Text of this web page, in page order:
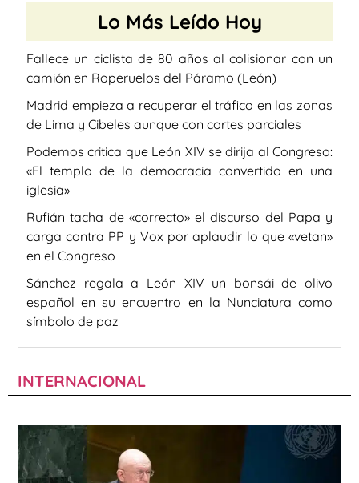
Lo Más Leído Hoy
Fallece un ciclista de 80 años al colisionar con un
camión en Roperuelos del Páramo (León)
Madrid empieza a recuperar el tráfico en las zonas
de Lima y Cibeles aunque con cortes parciales
Podemos critica que León XIV se dirija al Congreso:
«El templo de la democracia convertido en una
iglesia»
Rufián tacha de «correcto» el discurso del Papa y
carga contra PP y Vox por aplaudir lo que «vetan»
en el Congreso
Sánchez regala a León XIV un bonsái de olivo
español en su encuentro en la Nunciatura como
símbolo de paz
INTERNACIONAL